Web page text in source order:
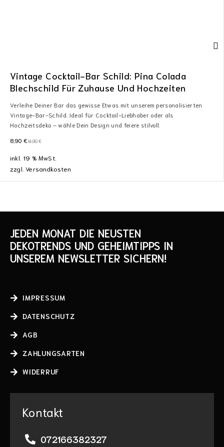
Vintage Cocktail-Bar Schild: Pina Colada
Blechschild Für Zuhause Und Hochzeiten
Verleihe Deiner Bar das gewisse Etwas mit unserem personalisierten
Vintage-Bar-Schild. Ideal für Cocktail-Liebhaber oder als
Hochzeitsdeko – wähle Dein Design und feiere stilvoll.
14,90€
8,90 €
inkl. 19 % MwSt.
zzgl.Versandkosten
JEDEN MONAT DIE NEUSTEN
DEKOTRENDS UND GEHEIMTIPPS IN
UNSEREM NEWSLETTER SICHERN!
IMPRESSUM
DATENSCHUTZ
AGB
ZAHLUNGSARTEN
WIDERRUF
Kontakt
072166382327